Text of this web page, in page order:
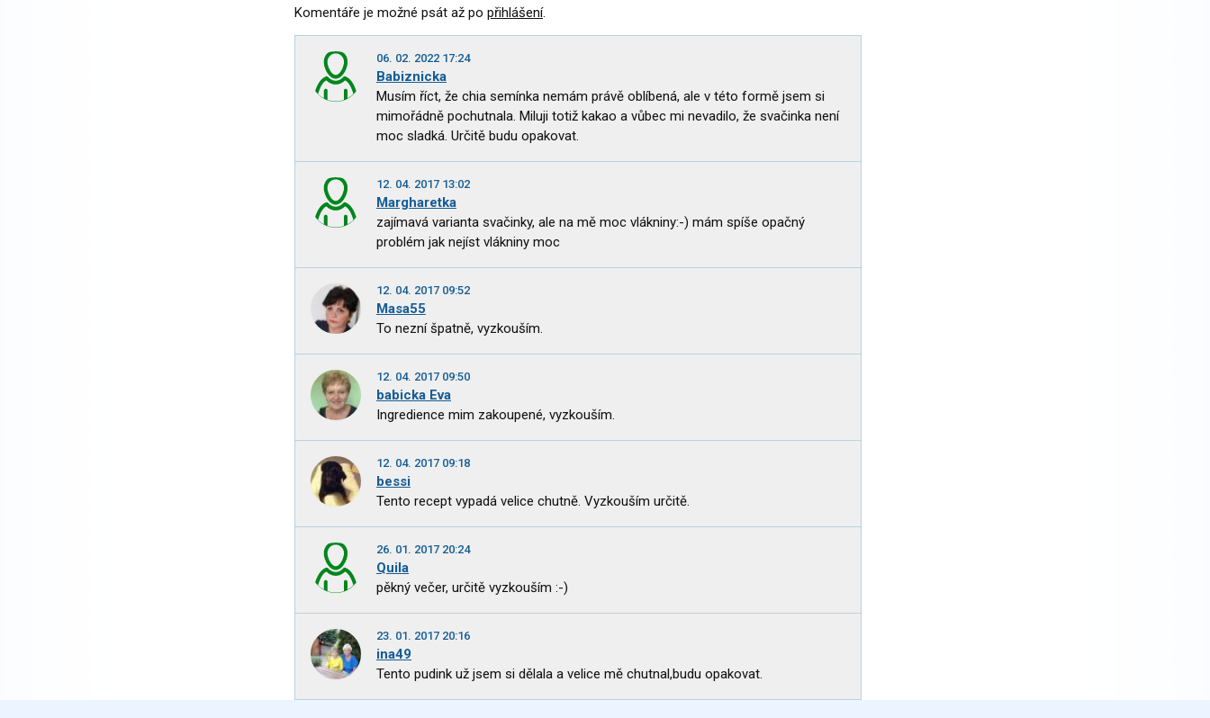
Komentáře je možné psát až po přihlášení.
06. 02. 2022 17:24
Babiznicka
Musím říct, že chia semínka nemám právě oblíbená, ale v této formě jsem si
mimořádně pochutnala. Miluji totiž kakao a vůbec mi nevadilo, že svačinka není
moc sladká. Určitě budu opakovat.
12. 04. 2017 13:02
Margharetka
zajímavá varianta svačinky, ale na mě moc vlákniny:-) mám spíše opačný
problém jak nejíst vlákniny moc
12. 04. 2017 09:52
Masa55
To nezní špatně, vyzkouším.
12. 04. 2017 09:50
babicka Eva
Ingredience mim zakoupené, vyzkouším.
12. 04. 2017 09:18
bessi
Tento recept vypadá velice chutně. Vyzkouším určitě.
26. 01. 2017 20:24
Quila
pěkný večer, určitě vyzkouším :-)
23. 01. 2017 20:16
ina49
Tento pudink už jsem si dělala a velice mě chutnal,budu opakovat.